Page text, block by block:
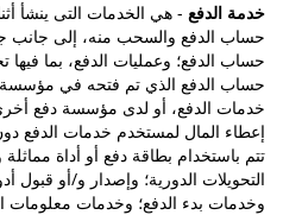
خدمة الدفع - هي الخدمات التى ينشأ
حساب الدفع والسحب منه، إلى جانب
حساب الدفع؛ وعمليات الدفع، بما فيها
حساب الدفع الذي تم فتحه في
خدمات الدفع، أو لدى مؤسسة دفع
إعطاء المال لمستخدم خدمات الدفع
تتم باستخدام بطاقة دفع أو أداة مماثلة
التحويلات الدورية؛ وإصدار و/أو قبول
وخدمات بدء الدفع؛ وخدمات معلومات